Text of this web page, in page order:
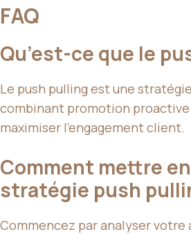
FAQ
Qu’est-ce que le
Le push pulling est une
combinant promotion
maximiser l’engagement client.
Comment mettre
stratégie push
Commencez par analyser votre